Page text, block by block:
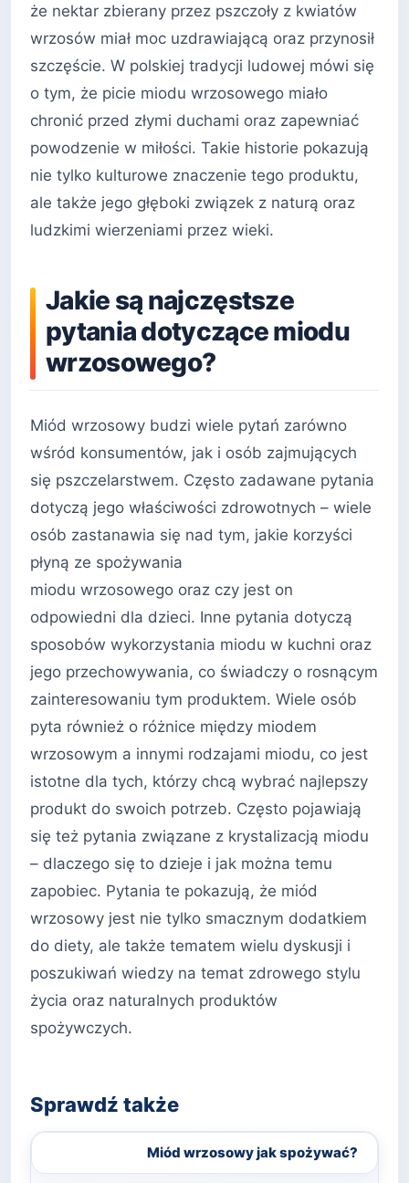
że nektar zbierany przez pszczoły z kwiatów
wrzosów miał moc uzdrawiającą oraz przynosił
szczęście. W polskiej tradycji ludowej mówi się
o tym, że picie miodu wrzosowego miało
chronić przed złymi duchami oraz zapewniać
powodzenie w miłości. Takie historie pokazują
nie tylko kulturowe znaczenie tego produktu,
ale także jego głęboki związek z naturą oraz
ludzkimi wierzeniami przez wieki.
Jakie są najczęstsze
pytania dotyczące miodu
wrzosowego?
Miód wrzosowy budzi wiele pytań zarówno
wśród konsumentów, jak i osób zajmujących
się pszczelarstwem. Często zadawane pytania
dotyczą jego właściwości zdrowotnych – wiele
osób zastanawia się nad tym, jakie korzyści
płyną ze spożywania
miodu wrzosowego oraz czy jest on
odpowiedni dla dzieci. Inne pytania dotyczą
sposobów wykorzystania miodu w kuchni oraz
jego przechowywania, co świadczy o rosnącym
zainteresowaniu tym produktem. Wiele osób
pyta również o różnice między miodem
wrzosowym a innymi rodzajami miodu, co jest
istotne dla tych, którzy chcą wybrać najlepszy
produkt do swoich potrzeb. Często pojawiają
się też pytania związane z krystalizacją miodu
– dlaczego się to dzieje i jak można temu
zapobiec. Pytania te pokazują, że miód
wrzosowy jest nie tylko smacznym dodatkiem
do diety, ale także tematem wielu dyskusji i
poszukiwań wiedzy na temat zdrowego stylu
życia oraz naturalnych produktów
spożywczych.
Sprawdź także
Miód wrzosowy jak spożywać?